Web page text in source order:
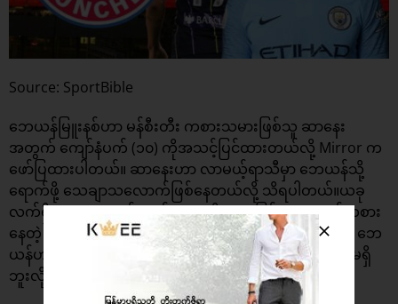
Source: SportBible
ဘေယန်မြူးနစ်ဟာ မန်စီးတီး ကစားသမားဖြစ်သူ ဆာနေး
အတွက် ကျော်နံပက် (၁၀) ကိုအသင့်ပြင်ထားတယ်လို့ Mirror က
ဖော်ပြထားပါတယ်။ ဆာနေးဟာ လာမယ့်ရာသီမှာ ဘေယန်သို့
ရောက်ဖို့ သေချာသလောက်ဖြစ်နေတယ်လို့ သိရပါတယ်။ယခု
လက်ရှိမှာတော့ ကျော်နံပက် (၁၀) ကိုအငှားဖြင့် လာရောက်ကစား
နေတဲ့ ကောတင်ဟိုက ဝတ်ဆင်ကစားနေပါတယ်။ ဒါပေမယ့် ဘေ
ယန်ဟာ ကောတင်ဟိုကို အပြီးသက် စာချုပ်နဲ့ခေါ်ယူလိုခြင်းမရှိ
ဘူးလို့တည်း သိရပါတယ်။